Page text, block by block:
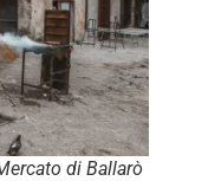
di Ballarò